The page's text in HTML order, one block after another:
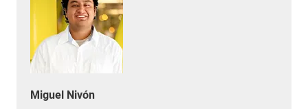
Miguel Nivón